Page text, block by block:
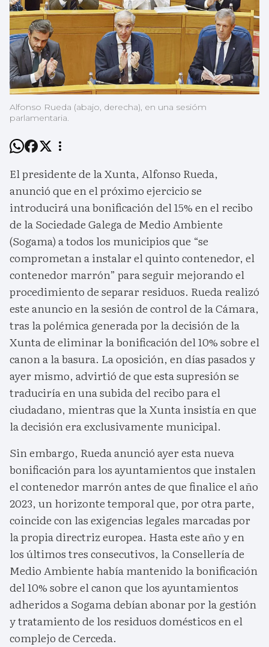
Alfonso Rueda (abajo, derecha), en una sesióm
parlamentaria.
El presidente de la Xunta, Alfonso Rueda,
anunció que en el próximo ejercicio se
introducirá una bonificación del 15% en el recibo
de la Sociedade Galega de Medio Ambiente
(Sogama) a todos los municipios que “se
comprometan a instalar el quinto contenedor, el
contenedor marrón” para seguir mejorando el
procedimiento de separar residuos. Rueda realizó
este anuncio en la sesión de control de la Cámara,
tras la polémica generada por la decisión de la
Xunta de eliminar la bonificación del 10% sobre el
canon a la basura. La oposición, en días pasados y
ayer mismo, advirtió de que esta supresión se
traduciría en una subida del recibo para el
ciudadano, mientras que la Xunta insistía en que
la decisión era exclusivamente municipal.
Sin embargo, Rueda anunció ayer esta nueva
bonificación para los ayuntamientos que instalen
el contenedor marrón antes de que finalice el año
2023, un horizonte temporal que, por otra parte,
coincide con las exigencias legales marcadas por
la propia directriz europea. Hasta este año y en
los últimos tres consecutivos, la Consellería de
Medio Ambiente había mantenido la bonificación
del 10% sobre el canon que los ayuntamientos
adheridos a Sogama debían abonar por la gestión
y tratamiento de los residuos domésticos en el
complejo de Cerceda.